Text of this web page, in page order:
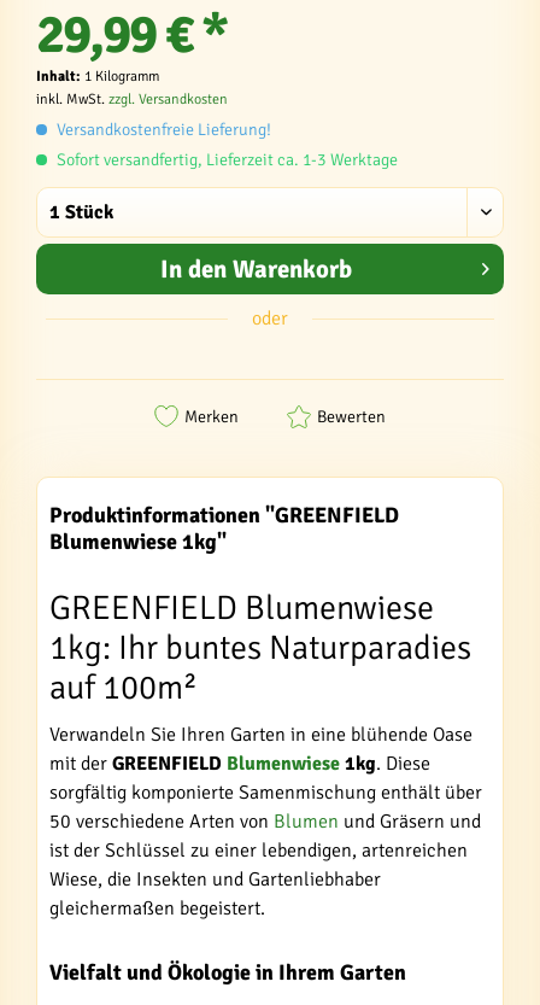
29,99 € *
Inhalt: 1 Kilogramm
inkl. MwSt. zzgl. Versandkosten
Versandkostenfreie Lieferung!
Sofort versandfertig, Lieferzeit ca. 1-3 Werktage
In den Warenkorb
oder
Merken Bewerten
Produktinformationen "GREENFIELD
Blumenwiese 1kg"
GREENFIELD Blumenwiese
1kg: Ihr buntes Naturparadies
auf 100m²
Verwandeln Sie Ihren Garten in eine blühende Oase
mit der GREENFIELD Blumenwiese 1kg. Diese
sorgfältig komponierte Samenmischung enthält über
50 verschiedene Arten von Blumen und Gräsern und
ist der Schlüssel zu einer lebendigen, artenreichen
Wiese, die Insekten und Gartenliebhaber
gleichermaßen begeistert.
Vielfalt und Ökologie in Ihrem Garten